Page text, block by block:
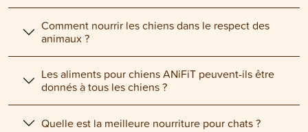
Comment nourrir les chiens dans le respect des
animaux ?
Les aliments pour chiens ANiFiT peuvent-ils être
donnés à tous les chiens ?
Quelle est la meilleure nourriture pour chats ?